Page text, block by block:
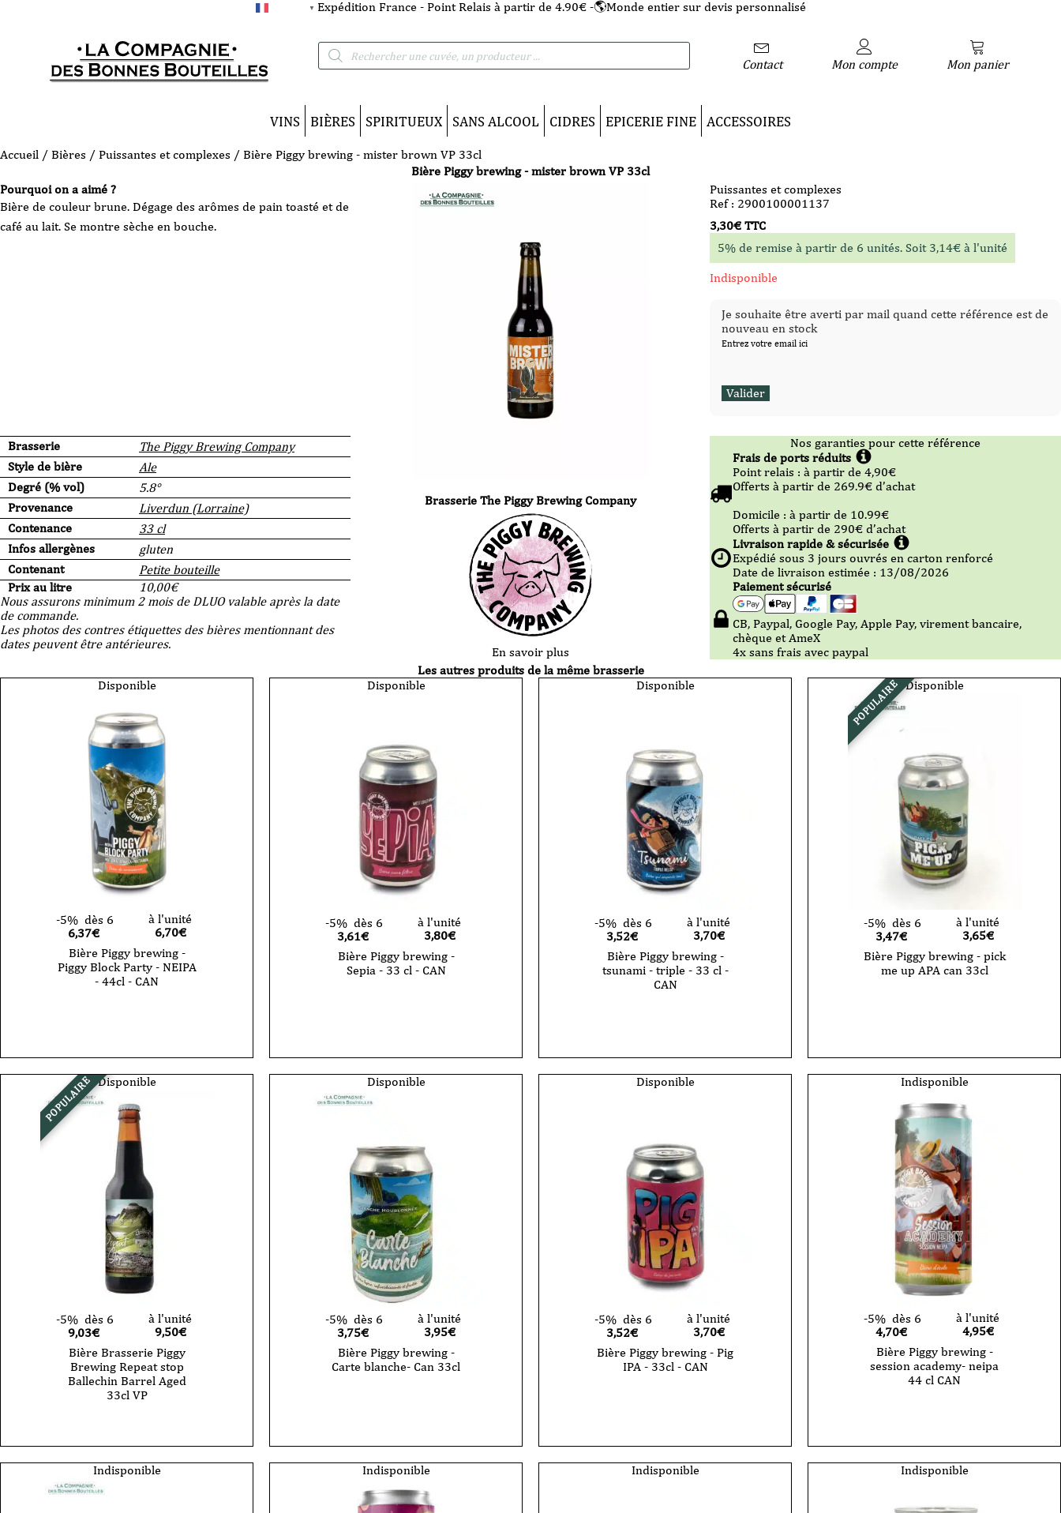
▼ Expédition France - Point Relais à partir de 4.90€ -🌎Monde entier sur devis personnalisé
Recherche
de
Contact Mon compte Mon panier
VINS BIÈRES SPIRITUEUX SANS ALCOOL CIDRES EPICERIE FINE ACCESSOIRES
Accueil / Bières / Puissantes et complexes / Bière Piggy brewing - mister brown VP 33cl
Bière Piggy brewing - mister brown VP 33cl
Pourquoi on a aimé ?
Bière de couleur brune. Dégage des arômes de pain toasté et de
café au lait. Se montre sèche en bouche.
Brasserie
The Piggy Brewing Company
Style de bière
Ale
Degré (% vol)
5.8°
Provenance
Liverdun (Lorraine)
Contenance
33 cl
Infos allergènes
gluten
Contenant
Petite bouteille
Prix au litre
10,00€
Nous assurons minimum 2 mois de DLUO valable après la date
de commande.
Les photos des contres étiquettes des bières mentionnant des
dates peuvent être antérieures.
Puissantes et complexes
Ref : 2900100001137
3,30€ TTC
5% de remise à partir de 6 unités. Soit 3,14€ à l'unité
Indisponible
Je souhaite être averti par mail quand cette référence est de
nouveau en stock
Entrez votre email ici
Nos garanties pour cette référence
Frais de ports réduits
Point relais :à partir de 4,90€
Offerts à partir de 269.9€ d’achat
Domicile :à partir de 10.99€
Offerts à partir de 290€ d’achat
Livraison rapide & sécurisée
Expédié sous 3 jours ouvrés en carton renforcé
Date de livraison estimée : 13/08/2026
Paiement sécurisé
CB, Paypal, Google Pay, Apple Pay, virement bancaire,
chèque et AmeX
4x sans frais avec paypal
Brasserie The Piggy Brewing Company
En savoir plus
Les autres produits de la même brasserie
Disponible
-5% dès 6
6,37€
à l'unité
6,70€
Bière Piggy brewing -
Piggy Block Party - NEIPA
- 44cl - CAN
Piggy
Block
Party
-
NEIPA
-
Disponible
-5% dès 6
3,61€
à l'unité
3,80€
Bière Piggy brewing -
Sepia - 33 cl - CAN
-
-
Disponible
-5% dès 6
3,52€
à l'unité
3,70€
Bière Piggy brewing -
tsunami - triple - 33 cl -
CAN
brewing
POPULAIRE Disponible
-5% dès 6
3,47€
à l'unité
3,65€
Bière Piggy brewing - pick
me up APA can 33cl
-
me
POPULAIRE Disponible
-5% dès 6
9,03€
à l'unité
9,50€
Bière Brasserie Piggy
Brewing Repeat stop
Ballechin Barrel Aged
33cl VP
Disponible
-5% dès 6
3,75€
à l'unité
3,95€
Bière Piggy brewing -
Carte blanche- Can 33cl
-
Carte
Disponible
-5% dès 6
3,52€
à l'unité
3,70€
Bière Piggy brewing - Pig
IPA - 33cl - CAN
-
Pig
Indisponible
-5% dès 6
4,70€
à l'unité
4,95€
Bière Piggy brewing -
session academy- neipa
44 cl CAN
Indisponible Indisponible Indisponible Indisponible